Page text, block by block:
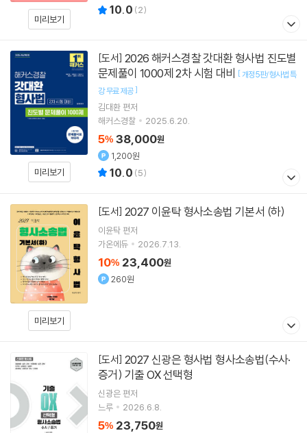
미리보기
10.0 (2)
미리보기
[도서]
문제풀이 1000제 2차 시험 대비 [개정5판/형사법 특
강 무료 제공]
김대환 편저
해커스경찰
2025.6.20.
5% 38,000원
1,200원
10.0 (5)
미리보기
[도서] 2027 이윤탁 형사소송법 기본서 (하)
이윤탁 편저
가온에듀
2026.7.13.
10% 23,400원
260원
[도서]
증거) 기출 OX 선택형
신광은 편저
느루
2026.6.8.
5% 23,750원